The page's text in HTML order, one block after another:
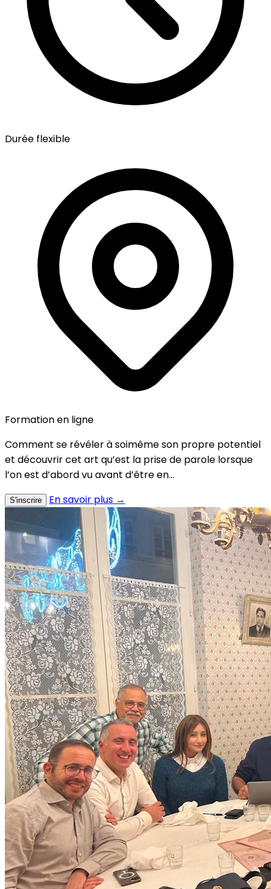
Durée flexible
Formation en ligne
Comment se révéler à soimême son propre potentiel
et découvrir cet art qu’est la prise de parole lorsque
l’on est d’abord vu avant d’être en...
S'inscrire En savoir plus →